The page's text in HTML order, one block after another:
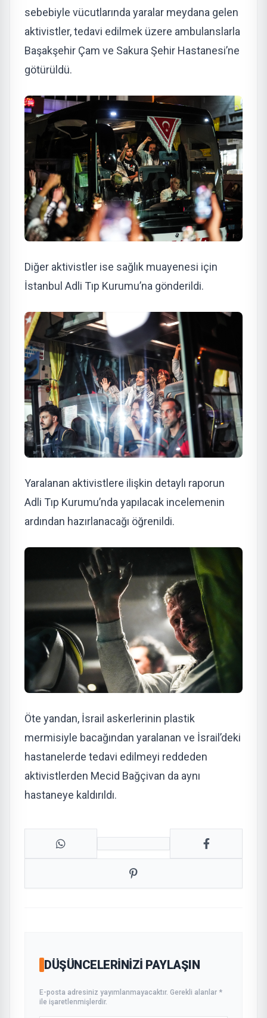
sebebiyle vücutlarında yaralar meydana gelen
aktivistler, tedavi edilmek üzere ambulanslarla
Başakşehir Çam ve Sakura Şehir Hastanesi’ne
götürüldü.
Diğer aktivistler ise sağlık muayenesi için
İstanbul Adli Tıp Kurumu’na gönderildi.
Yaralanan aktivistlere ilişkin detaylı raporun
Adli Tıp Kurumu’nda yapılacak incelemenin
ardından hazırlanacağı öğrenildi.
Öte yandan, İsrail askerlerinin plastik
mermisiyle bacağından yaralanan ve İsrail’deki
hastanelerde tedavi edilmeyi reddeden
aktivistlerden Mecid Bağçivan da aynı
hastaneye kaldırıldı.
DÜŞÜNCELERINIZI PAYLAŞIN
E-posta adresiniz yayımlanmayacaktır. Gerekli alanlar *
ile işaretlenmişlerdir.